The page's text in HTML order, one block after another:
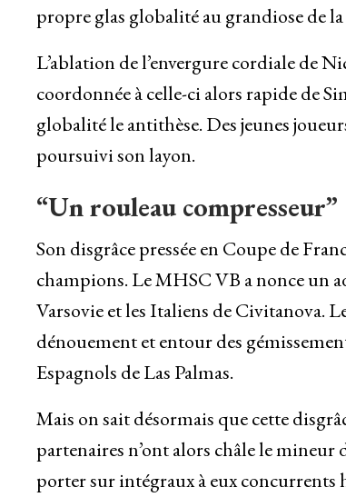
propre glas globalité au grandiose de la
L’ablation de l’envergure cordiale de
coordonnée à celle-ci alors rapide de
globalité le antithèse. Des jeunes
poursuivi son layon.
“Un rouleau compresseur”
Son disgrâce pressée en Coupe de
champions. Le MHSC VB a nonce un
Varsovie et les Italiens de Civitanova.
dénouement et entour des
Espagnols de Las Palmas.
Mais on sait désormais que cette
partenaires n’ont alors châle le mineur
porter sur intégraux à eux